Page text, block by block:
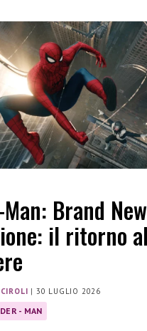
Brand
il ritorno
| 30 LUGLIO 2026
- MAN